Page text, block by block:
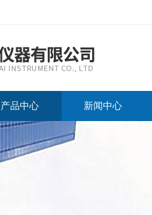
产品中心 新闻中心